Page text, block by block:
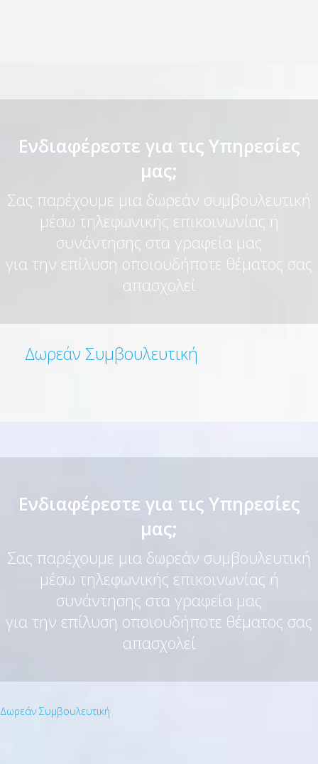
Ενδιαφέρεστε για τις Υπηρεσίες
μας;
Σας παρέχουμε μια δωρεάν συμβουλευτική
μέσω τηλεφωνικής επικοινωνίας ή
συνάντησης στα γραφεία μας
για την επίλυση οποιουδήποτε θέματος σας
απασχολεί
Δωρεάν Συμβουλευτική
Ενδιαφέρεστε για τις Υπηρεσίες
μας;
Σας παρέχουμε μια δωρεάν συμβουλευτική
μέσω τηλεφωνικής επικοινωνίας ή
συνάντησης στα γραφεία μας
για την επίλυση οποιουδήποτε θέματος σας
απασχολεί
Δωρεάν Συμβουλευτική